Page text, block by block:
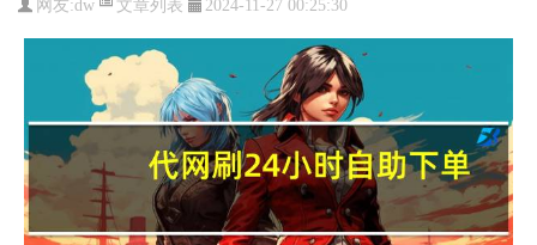
网友:dw 2024-11-27 00:25:30